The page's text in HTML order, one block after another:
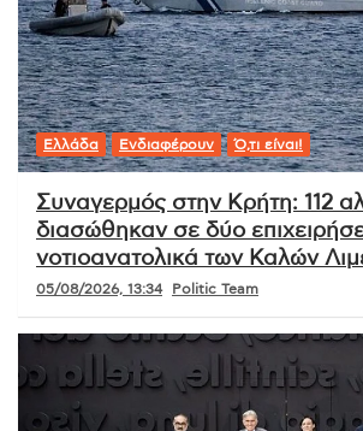
Ελλάδα Ενδιαφέρουν Ό,τι είναι!
Συναγερμός στην Κρήτη: 112
διασώθηκαν σε δύο
νοτιοανατολικά των Καλών
05/08/2026, 13:34 Politic Team